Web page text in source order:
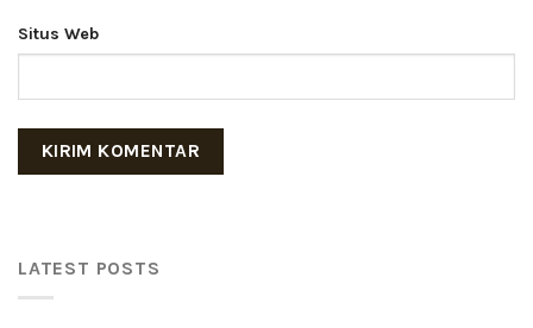
Situs Web
LATEST POSTS